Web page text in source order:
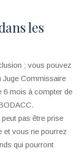
les
; vous pouvez
Juge Commissaire
6 mois à compter de
pas être prise
et vous ne pourrez
qui pourront